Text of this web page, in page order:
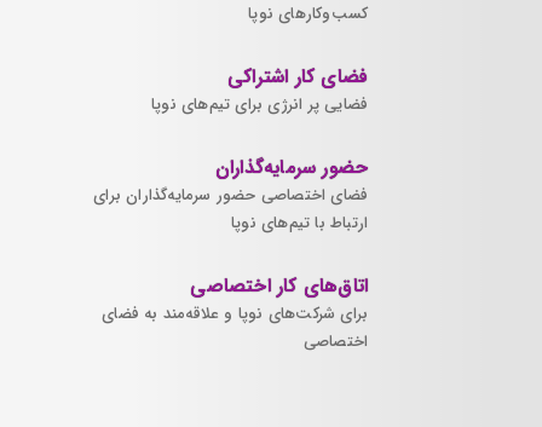
کسب‌وکار‌های نوپا
فضای کار اشتراکی
فضایی پر انرژی برای تیم‌های نوپا
حضور سرمایه‌گذاران
فضای اختصاصی حضور سرمایه‌گذاران برای
ارتباط با تیم‌های نوپا
اتاق‌های کار اختصاصی
برای شرکت‌های نوپا و علاقه‌مند به فضای
اختصاصی